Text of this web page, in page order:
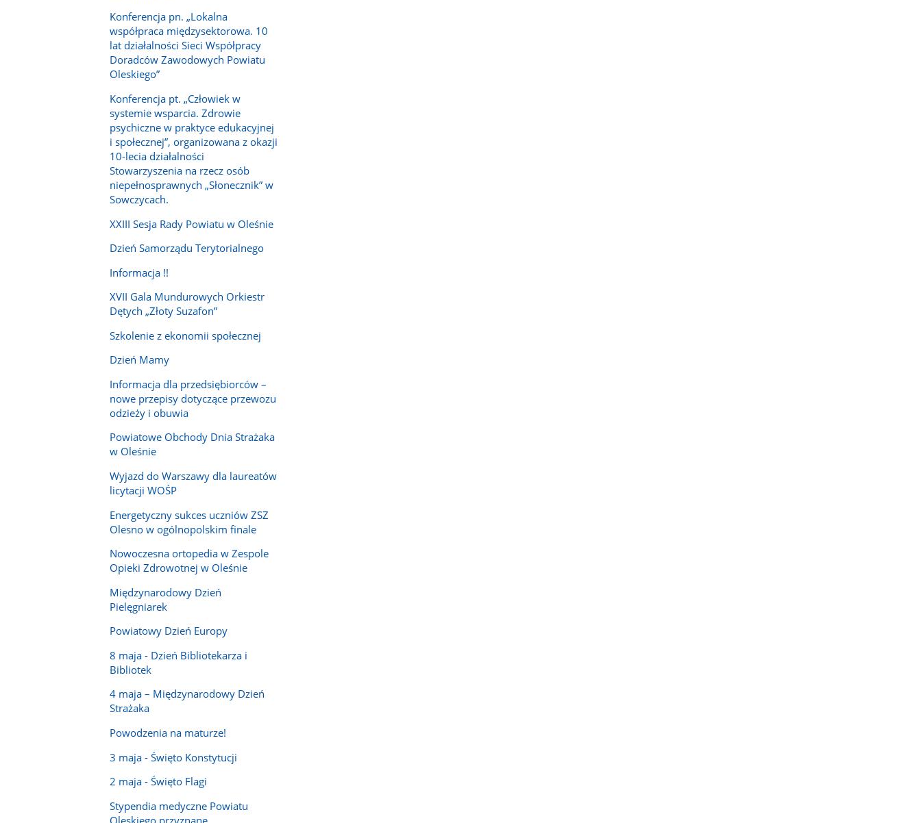
Konferencja pn. „Lokalna
współpraca międzysektorowa. 10
lat działalności Sieci Współpracy
Doradców Zawodowych Powiatu
Oleskiego”
Konferencja pt. „Człowiek w
systemie wsparcia. Zdrowie
psychiczne w praktyce edukacyjnej
i społecznej”, organizowana z okazji
10-lecia działalności
Stowarzyszenia na rzecz osób
niepełnosprawnych „Słonecznik” w
Sowczycach.
XXIII Sesja Rady Powiatu w Oleśnie
Dzień Samorządu Terytorialnego
Informacja !!
XVII Gala Mundurowych Orkiestr
Dętych „Złoty Suzafon”
Szkolenie z ekonomii społecznej
Dzień Mamy
Informacja dla przedsiębiorców –
nowe przepisy dotyczące przewozu
odzieży i obuwia
Powiatowe Obchody Dnia Strażaka
w Oleśnie
Wyjazd do Warszawy dla laureatów
licytacji WOŚP
Energetyczny sukces uczniów ZSZ
Olesno w ogólnopolskim finale
Nowoczesna ortopedia w Zespole
Opieki Zdrowotnej w Oleśnie
Międzynarodowy Dzień
Pielęgniarek
Powiatowy Dzień Europy
8 maja - Dzień Bibliotekarza i
Bibliotek
4 maja – Międzynarodowy Dzień
Strażaka
Powodzenia na maturze!
3 maja - Święto Konstytucji
2 maja - Święto Flagi
Stypendia medyczne Powiatu
Oleskiego przyznane